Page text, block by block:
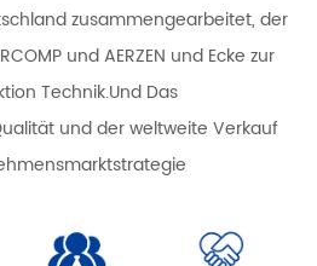
zusammengearbeitet, der
und AERZEN und Ecke zur
Technik.Und Das
und der weltweite Verkauf